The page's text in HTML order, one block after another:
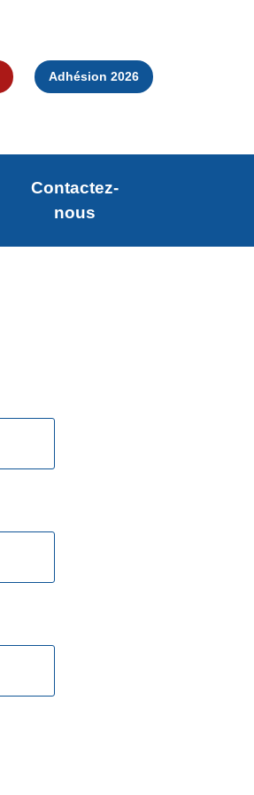
Adhésion 2026
Contactez-
nous